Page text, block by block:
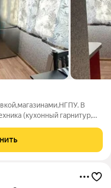
В
(куxoнный гapнитур,
Арт. 131944313